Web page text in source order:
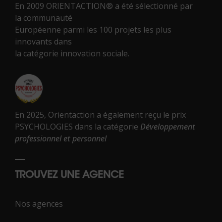
En 2009 ORIENTACTION® a été sélectionné par
la communauté
Européenne parmi les 100 projets les plus
innovants dans
la catégorie innovation sociale.
En 2025, Orientaction a également reçu le prix
PSYCHOLOGIES dans la catégorie Développement
professionnel et personnel
TROUVEZ UNE AGENCE
Nos agences